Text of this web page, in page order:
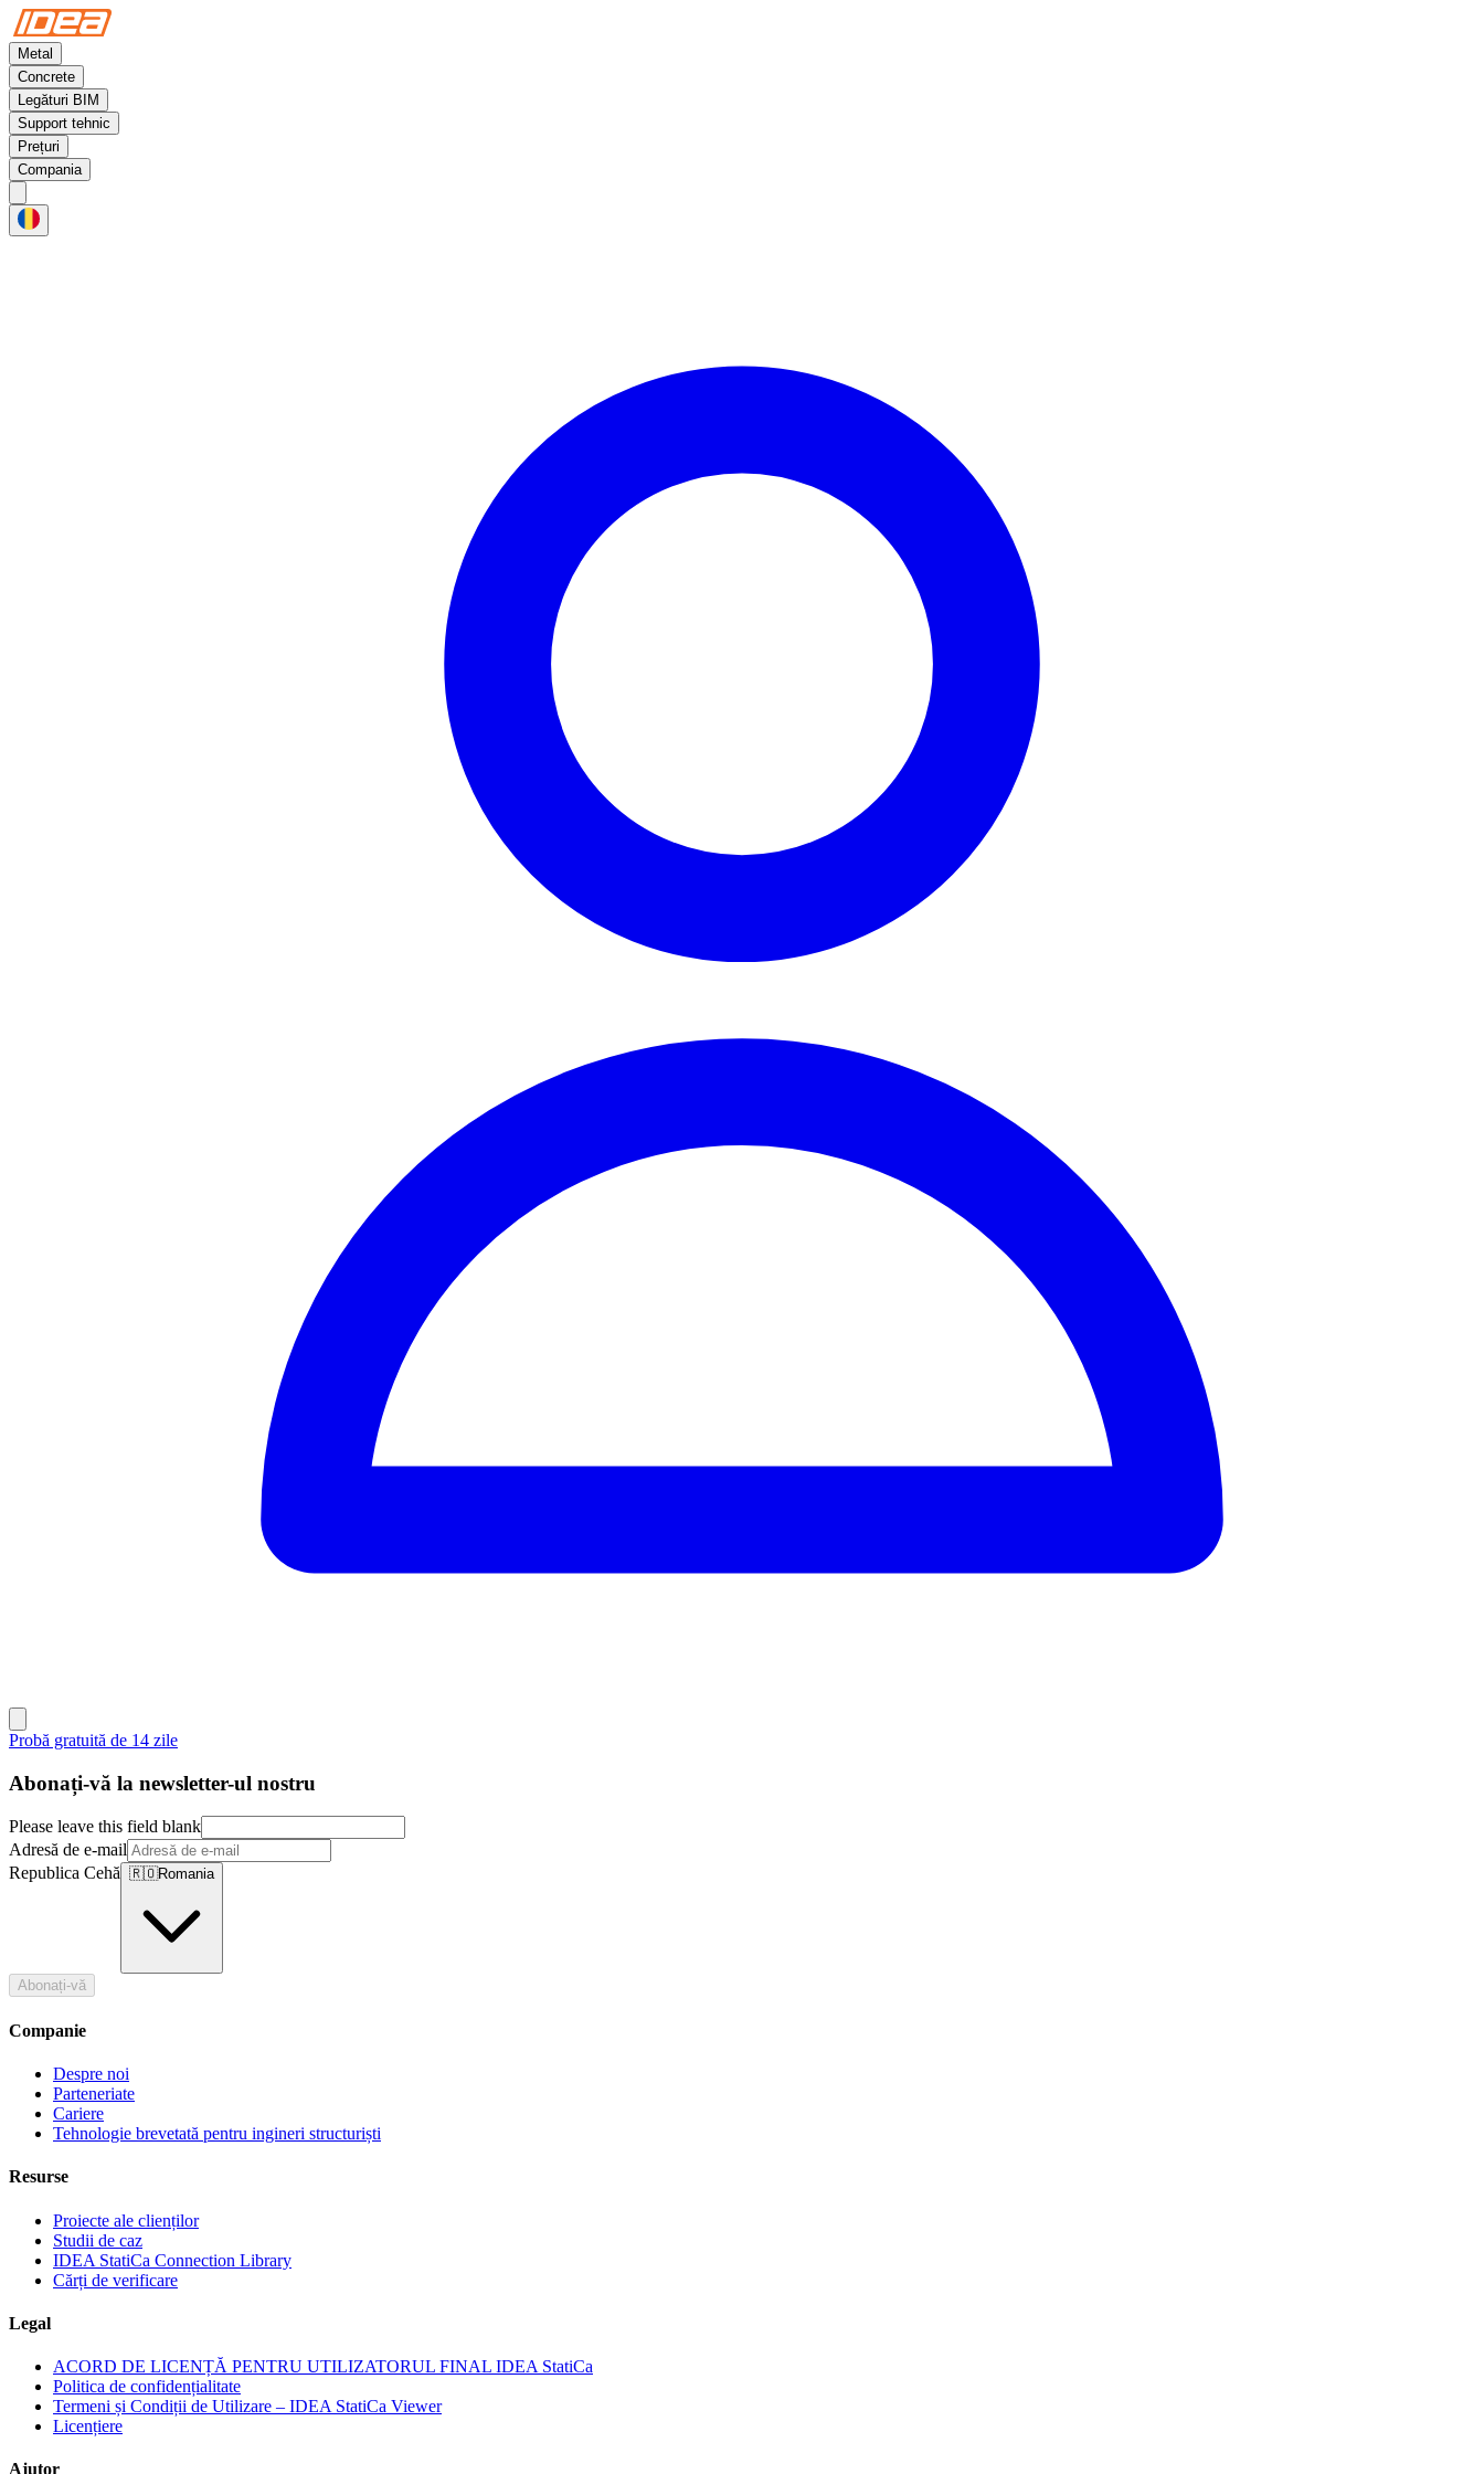
Metal
Concrete
Legături BIM
Support tehnic
Prețuri
Compania
Probă gratuită de 14 zile
Abonați-vă la newsletter-ul nostru
Please leave this field blank
Adresă de e-mail
Republica Cehă 🇷🇴Romania
Abonați-vă
Companie
Despre noi
Parteneriate
Cariere
Tehnologie brevetată pentru ingineri structuriști
Resurse
Proiecte ale clienților
Studii de caz
IDEA StatiCa Connection Library
Cărți de verificare
Legal
ACORD DE LICENȚĂ PENTRU UTILIZATORUL FINAL IDEA StatiCa
Politica de confidențialitate
Termeni și Condiții de Utilizare – IDEA StatiCa Viewer
Licențiere
Ajutor